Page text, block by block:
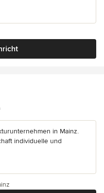
5 Sternen
in Mainz.
individuelle und